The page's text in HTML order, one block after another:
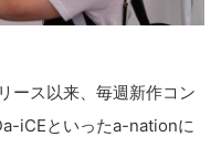
ース以来、毎週新作コン
iCEといったa-nationに